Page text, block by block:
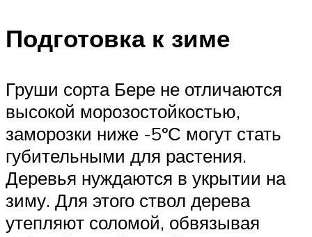
Подготовка к зиме
Груши сорта Бере не отличаются
высокой морозостойкостью,
заморозки ниже -5ºС могут стать
губительными для растения.
Деревья нуждаются в укрытии на
зиму. Для этого ствол дерева
утепляют соломой, обвязывая